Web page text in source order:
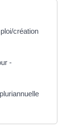
création
-